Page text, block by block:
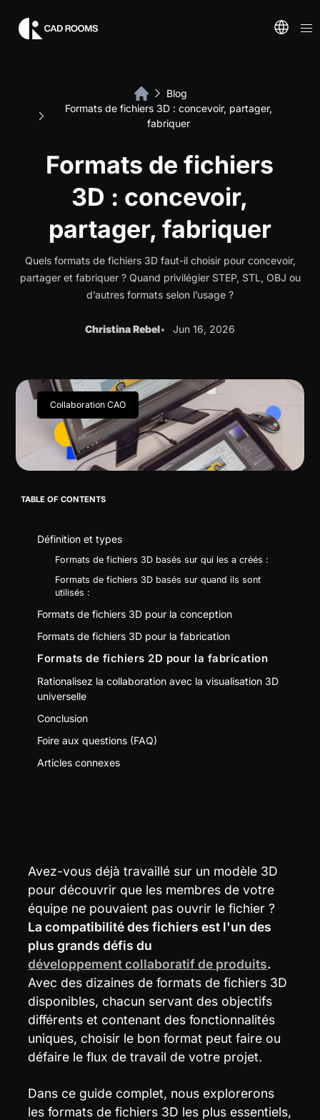
Blog
Formats de fichiers 3D : concevoir, partager,
fabriquer
Formats de fichiers
3D : concevoir,
partager, fabriquer
Quels formats de fichiers 3D faut-il choisir pour concevoir,
partager et fabriquer ? Quand privilégier STEP, STL, OBJ ou
d’autres formats selon l’usage ?
Christina Rebel Jun 16, 2026
Collaboration CAO
TABLE OF CONTENTS
Définition et types
Formats de fichiers 3D basés sur qui les a créés :
Formats de fichiers 3D basés sur quand ils sont
utilisés :
Formats de fichiers 3D pour la conception
Formats de fichiers 3D pour la fabrication
Formats de fichiers 2D pour la fabrication
Rationalisez la collaboration avec la visualisation 3D
universelle
Conclusion
Foire aux questions (FAQ)
Articles connexes
Avez-vous déjà travaillé sur un modèle 3D
pour découvrir que les membres de votre
La compatibilité des fichiers est l'un des
plus grands défis du
développement collaboratif de produits.
Avec des dizaines de formats de fichiers 3D
disponibles, chacun servant des objectifs
différents et contenant des fonctionnalités
uniques, choisir le bon format peut faire ou
défaire le flux de travail de votre projet.
Dans ce guide complet, nous explorerons
les formats de fichiers 3D les plus essentiels,